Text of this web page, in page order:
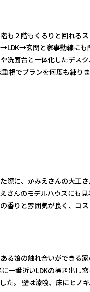
も２階もくるりと回れる
玄関と家事動線にも
洗面台と一体化したデス
視でプランを何度も練り
際に、かみえさんの大工
さんのモデルハウスにも
香りと雰囲気が良く、コ
る娘の触れ合いができる
一番近いLDKの掃き出し
た。 壁は漆喰、床にヒノ